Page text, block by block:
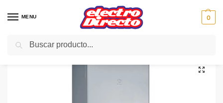
MENU 0
Inicio Gama blanca Frigorificos